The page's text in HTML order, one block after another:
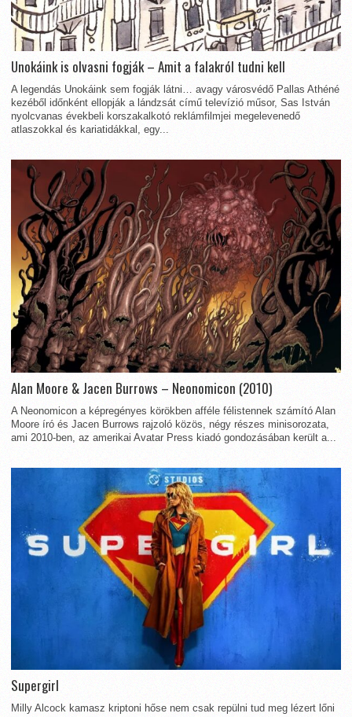
Unokáink is olvasni fogják – Amit a falakról tudni kell
A legendás Unokáink sem fogják látni… avagy városvédő Pallas Athéné
kezéből időnként ellopják a lándzsát című televízió műsor, Sas István
nyolcvanas évekbeli korszakalkotó reklámfilmjei megelevenedő
atlaszokkal és kariatidákkal, egy...
Alan Moore & Jacen Burrows – Neonomicon (2010)
A Neonomicon a képregényes körökben afféle félistennek számító Alan
Moore író és Jacen Burrows rajzoló közös, négy részes minisorozata,
ami 2010-ben, az amerikai Avatar Press kiadó gondozásában került a...
Supergirl
Milly Alcock kamasz kriptoni hőse nem csak repülni tud meg lézert lőni